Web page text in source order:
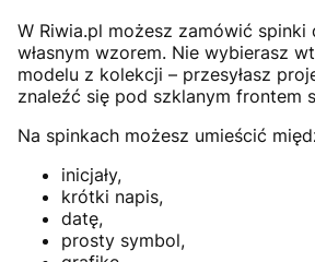
W Riwia.pl możesz zamówić spinki
własnym wzorem. Nie wybierasz
modelu z kolekcji – przesyłasz
znaleźć się pod szklanym frontem
Na spinkach możesz umieścić
inicjały,
krótki napis,
datę,
prosty symbol,